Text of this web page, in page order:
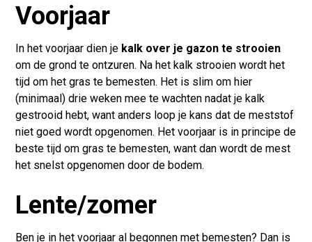
Voorjaar
In het voorjaar dien je kalk over je gazon te strooien
om de grond te ontzuren. Na het kalk strooien wordt het
tijd om het gras te bemesten. Het is slim om hier
(minimaal) drie weken mee te wachten nadat je kalk
gestrooid hebt, want anders loop je kans dat de meststof
niet goed wordt opgenomen. Het voorjaar is in principe de
beste tijd om gras te bemesten, want dan wordt de mest
het snelst opgenomen door de bodem.
Lente/zomer
Ben je in het voorjaar al begonnen met bemesten? Dan is